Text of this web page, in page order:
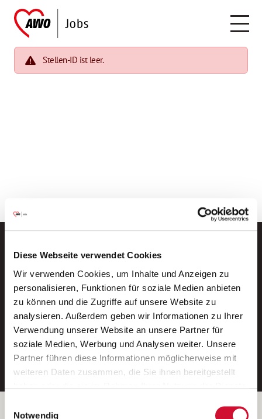
Diese Webseite verwendet Cookies
Wir verwenden Cookies, um Inhalte und Anzeigen zu
personalisieren, Funktionen für soziale Medien anbieten
zu können und die Zugriffe auf unsere Website zu
analysieren. Außerdem geben wir Informationen zu Ihrer
Verwendung unserer Website an unsere Partner für
soziale Medien, Werbung und Analysen weiter. Unsere
Partner führen diese Informationen möglicherweise mit
weiteren Daten zusammen, die Sie ihnen bereitgestellt
Wenn Sie auf „Cookies zulassen“ klicken, so stimmen
Notwendig
Stellen-ID ist leer.
Neue Stellen per E-Mail.
Ein kostenloser Service von AWO
Jobs.
E-Mail-Adresse eintragen
Betreiber der Webseite